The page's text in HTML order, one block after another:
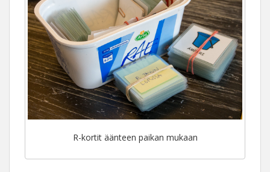
R-kortit äänteen paikan mukaan